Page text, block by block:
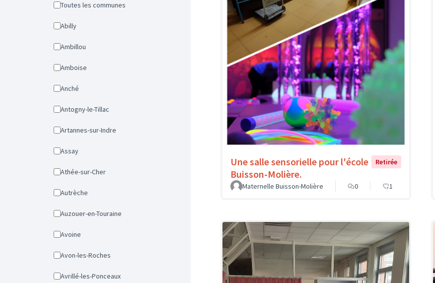
Toutes les communes
Abilly
Ambillou
Amboise
Anché
Antogny-le-Tillac
Artannes-sur-Indre
Assay
Athée-sur-Cher
Autrèche
Auzouer-en-Touraine
Avoine
Avon-les-Roches
Avrillé-les-Ponceaux
Une salle sensorielle pour l'école
Buisson-Molière.
Retirée
Maternelle Buisson-Molière 0 1